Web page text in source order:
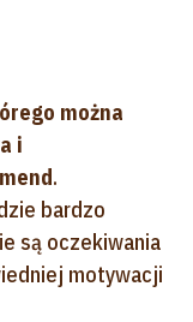
można
i
.
bardzo
są oczekiwania
motywacji